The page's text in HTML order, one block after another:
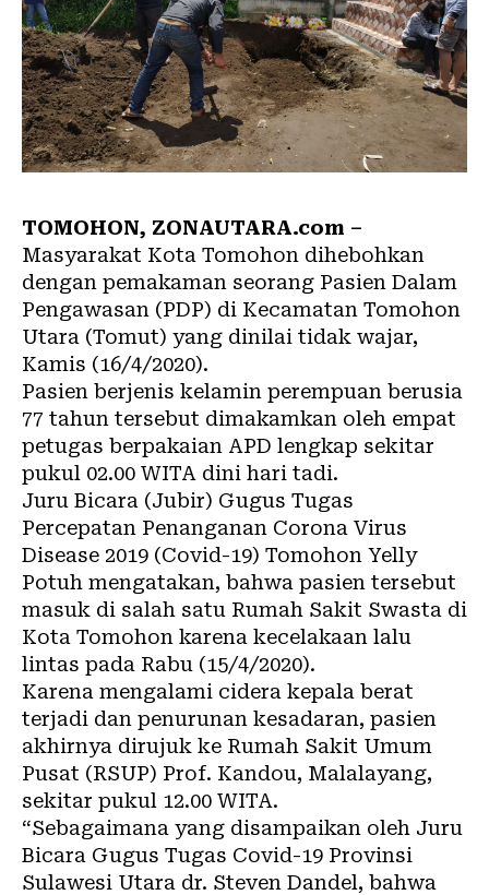
TOMOHON, ZONAUTARA.com –
Masyarakat Kota Tomohon dihebohkan
dengan pemakaman seorang Pasien Dalam
Pengawasan (PDP) di Kecamatan Tomohon
Utara (Tomut) yang dinilai tidak wajar,
Kamis (16/4/2020).
Pasien berjenis kelamin perempuan berusia
77 tahun tersebut dimakamkan oleh empat
petugas berpakaian APD lengkap sekitar
pukul 02.00 WITA dini hari tadi.
Juru Bicara (Jubir) Gugus Tugas
Percepatan Penanganan Corona Virus
Disease 2019 (Covid-19) Tomohon Yelly
Potuh mengatakan, bahwa pasien tersebut
masuk di salah satu Rumah Sakit Swasta di
Kota Tomohon karena kecelakaan lalu
lintas pada Rabu (15/4/2020).
Karena mengalami cidera kepala berat
terjadi dan penurunan kesadaran, pasien
akhirnya dirujuk ke Rumah Sakit Umum
Pusat (RSUP) Prof. Kandou, Malalayang,
sekitar pukul 12.00 WITA.
“Sebagaimana yang disampaikan oleh Juru
Bicara Gugus Tugas Covid-19 Provinsi
Sulawesi Utara dr. Steven Dandel, bahwa